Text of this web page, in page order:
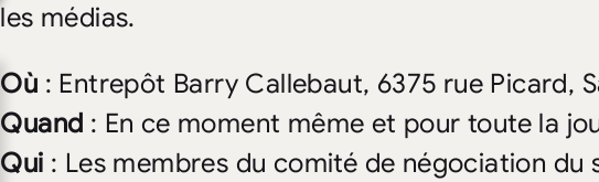
les médias.
Où : Entrepôt Barry Callebaut, 6375 rue Picard,
Quand : En ce moment même et pour toute la
Qui : Les membres du comité de négociation du